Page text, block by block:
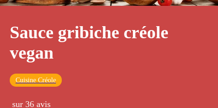
Sauce gribiche créole
vegan
Cuisine Créole
sur 36 avis